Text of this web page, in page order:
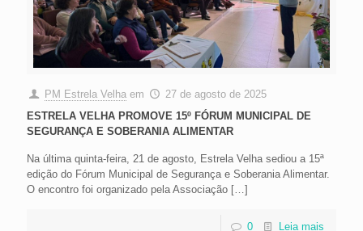
PM Estrela Velha em
27 de agosto de 2025
ESTRELA VELHA PROMOVE 15º FÓRUM MUNICIPAL DE
SEGURANÇA E SOBERANIA ALIMENTAR
Na última quinta-feira, 21 de agosto, Estrela Velha sediou a 15ª
edição do Fórum Municipal de Segurança e Soberania Alimentar.
O encontro foi organizado pela Associação […]
0 Leia mais